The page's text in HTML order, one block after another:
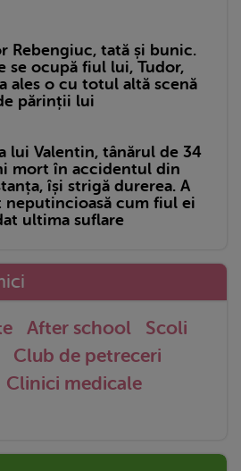
Rebengiuc, tată și bunic.
se ocupă fiul lui, Tudor,
ales o cu totul altă scenă
părinții lui
lui Valentin, tânărul de 34
mort în accidentul din
își strigă durerea. A
neputincioasă cum fiul ei
ultima suflare
After school
Scoli
Club de petreceri
Clinici medicale